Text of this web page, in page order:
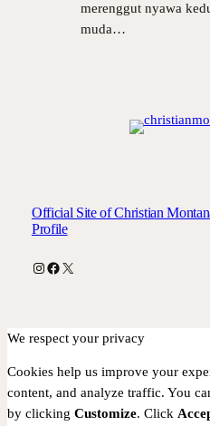
merenggut nyawa
muda…
Official Site of Christian
Profile
Instagram
Facebook
X
We respect your privacy
Cookies help us improve your
content, and analyze traffic. You
by clicking Customize. Click